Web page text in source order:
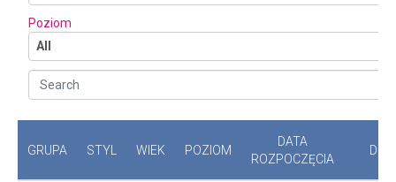
Poziom
All
Search
GRUPA STYL WIEK POZIOM
DATA
ROZPOCZĘCIA